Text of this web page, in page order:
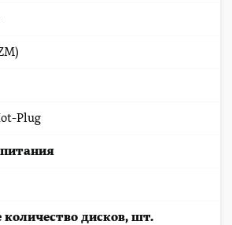
Plug
дисков, шт.